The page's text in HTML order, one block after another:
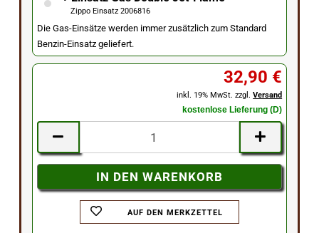
Zippo Einsatz 2006816
Die Gas-Einsätze werden immer zusätzlich zum Standard
Benzin-Einsatz geliefert.
32,90 €
inkl. 19% MwSt. zzgl.Versand
kostenlose Lieferung (D)
AUF DEN MERKZETTEL